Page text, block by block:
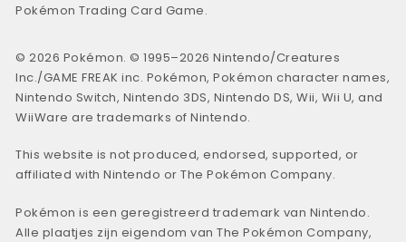
Pokémon Trading Card Game.
© 2026 Pokémon. © 1995–2026 Nintendo/Creatures
Inc./GAME FREAK inc. Pokémon, Pokémon character names,
Nintendo Switch, Nintendo 3DS, Nintendo DS, Wii, Wii U, and
WiiWare are trademarks of Nintendo.
This website is not produced, endorsed, supported, or
affiliated with Nintendo or The Pokémon Company.
Pokémon is een geregistreerd trademark van Nintendo.
Alle plaatjes zijn eigendom van The Pokémon Company,